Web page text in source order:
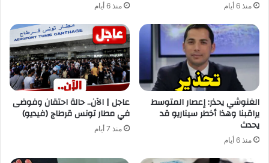
منذ 6 أيام منذ 6 أيام
الغنوشي يحذر: إعصار المتوسط
يراقبنا وهذا أخطر سيناريو قد
يحدث
منذ 6 أيام
عاجل | الآن.. حالة احتقان وفوضى
في مطار تونس قرطاج (فيديو)
منذ 7 أيام